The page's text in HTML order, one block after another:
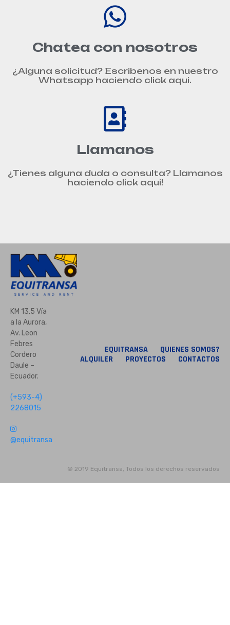
Chatea con nosotros
¿Alguna solicitud? Escribenos en nuestro
Whatsapp haciendo click aqui.
Llamanos
¿Tienes alguna duda o consulta? Llamanos
haciendo click aqui!
KM 13.5 Vía
a la Aurora,
Av. Leon
Febres
Cordero
Daule –
Ecuador.
(+593-4)
2268015
@equitransa
EQUITRANSA
QUIENES SOMOS?
ALQUILER
PROYECTOS CONTACTOS
© 2019 Equitransa, Todos los derechos reservados